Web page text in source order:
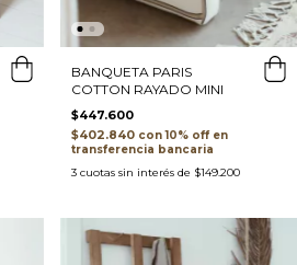
BANQUETA PARIS
COTTON RAYADO MINI
$447.600
$402.840 con
transferencia bancaria
3 cuotas sin interés de $149.200